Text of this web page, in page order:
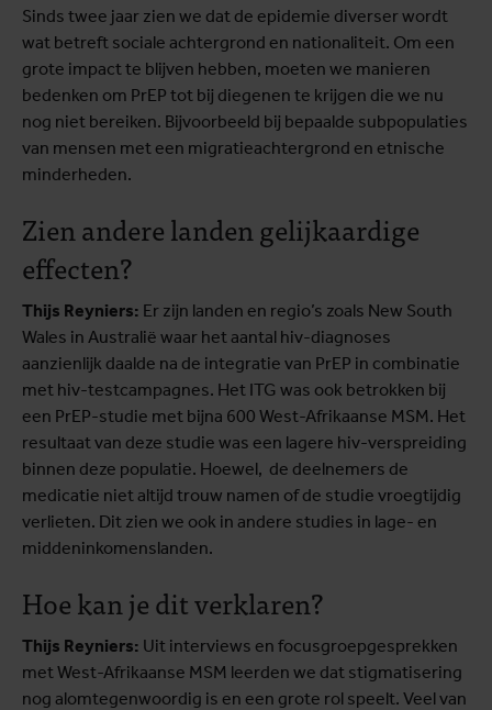
Sinds twee jaar zien we dat de epidemie diverser wordt
wat betreft sociale achtergrond en nationaliteit. Om een
grote impact te blijven hebben, moeten we manieren
bedenken om PrEP tot bij diegenen te krijgen die we nu
nog niet bereiken. Bijvoorbeeld bij bepaalde subpopulaties
van mensen met een migratieachtergrond en etnische
minderheden.
Zien andere landen gelijkaardige
effecten?
Thijs Reyniers: Er zijn landen en regio’s zoals New South
Wales in Australië waar het aantal hiv-diagnoses
aanzienlijk daalde na de integratie van PrEP in combinatie
met hiv-testcampagnes. Het ITG was ook betrokken bij
een PrEP-studie met bijna 600 West-Afrikaanse MSM. Het
resultaat van deze studie was een lagere hiv-verspreiding
binnen deze populatie. Hoewel, de deelnemers de
medicatie niet altijd trouw namen of de studie vroegtijdig
verlieten. Dit zien we ook in andere studies in lage- en
middeninkomenslanden.
Hoe kan je dit verklaren?
Thijs Reyniers: Uit interviews en focusgroepgesprekken
met West-Afrikaanse MSM leerden we dat stigmatisering
nog alomtegenwoordig is en een grote rol speelt. Veel van